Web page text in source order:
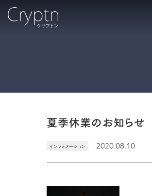
夏季休業のお知らせ
インフォメーション 2020.08.10